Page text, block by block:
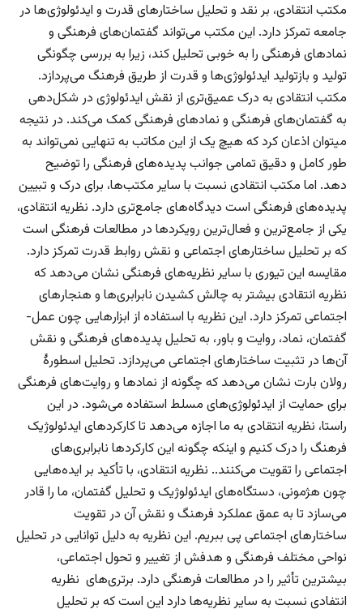
مکتب انتقادی، بر نقد و تحلیل ساختارهای قدرت و ایدئولوژی‌ها در
جامعه تمرکز دارد. این مکتب می‌تواند گفتمان‌های فرهنگی و
نمادهای فرهنگی را به خوبی تحلیل کند، زیرا به بررسی چگونگی
تولید و بازتولید ایدئولوژی‌ها و قدرت از طریق فرهنگ می‌پردازد.
مکتب انتقادی به درک عمیق‌تری از نقش ایدئولوژی در شکل‌دهی
به گفتمان‌های فرهنگی و نمادهای فرهنگی کمک می‌کند. در نتیجه
می­توان اذعان کرد که هیچ یک از این مکاتب به تنهایی نمی‌تواند به
طور کامل و دقیق تمامی جوانب پدیده‌های فرهنگی را توضیح
دهد. اما مکتب انتقادی نسبت با سایر مکتب‌‌ها، برای درک و تبیین
پدیده‌های فرهنگی است دیدگاه‌های جامع‌تری دارد. نظریه انتقادی،
یکی از جامع‌ترین و فعال‌ترین رویکردها در مطالعات فرهنگی است
که بر تحلیل ساختارهای اجتماعی و نقش روابط قدرت تمرکز دارد.
مقایسه این تیوری با سایر نظریه‌های فرهنگی نشان می‌دهد که
نظریه انتقادی بیشتر به چالش کشیدن نابرابری‌ها و هنجارهای
اجتماعی تمرکز دارد. این نظریه با استفاده از ابزارهایی چون عمل-
گفتمان، نماد، روایت و باور، به تحلیل پدیده‌های فرهنگی و نقش
آن‌ها در تثبیت ساختارهای اجتماعی می‌پردازد. تحلیل اسطورهٔ
رولان بارت نشان می‌دهد که چگونه از نمادها و روایت‌های فرهنگی
برای حمایت از ایدئولوژی‌های مسلط استفاده می‌شود. در این
راستا، نظریه انتقادی به ما اجازه می‌دهد تا کارکردهای ایدئولوژیک
فرهنگ را درک کنیم و اینکه چگونه این کارکردها نابرابری‌های
اجتماعی را تقویت می‌کنند.. نظریه انتقادی، با تأکید بر ایده‌هایی
چون هژمونی، دستگاه‌های ایدئولوژیک و تحلیل گفتمان، ما را قادر
می‌سازد تا به عمق عملکرد فرهنگ و نقش آن در تقویت
ساختارهای اجتماعی پی ببریم. این نظریه به دلیل توانایی در تحلیل
نواحی مختلف فرهنگی و هدفش از تغییر و تحول اجتماعی،
بیشترین تأثیر را در مطالعات فرهنگی دارد. برتری‌های نظریه
انتفادی نسبت به سایر نظریه‌ها دارد این است که بر تحلیل